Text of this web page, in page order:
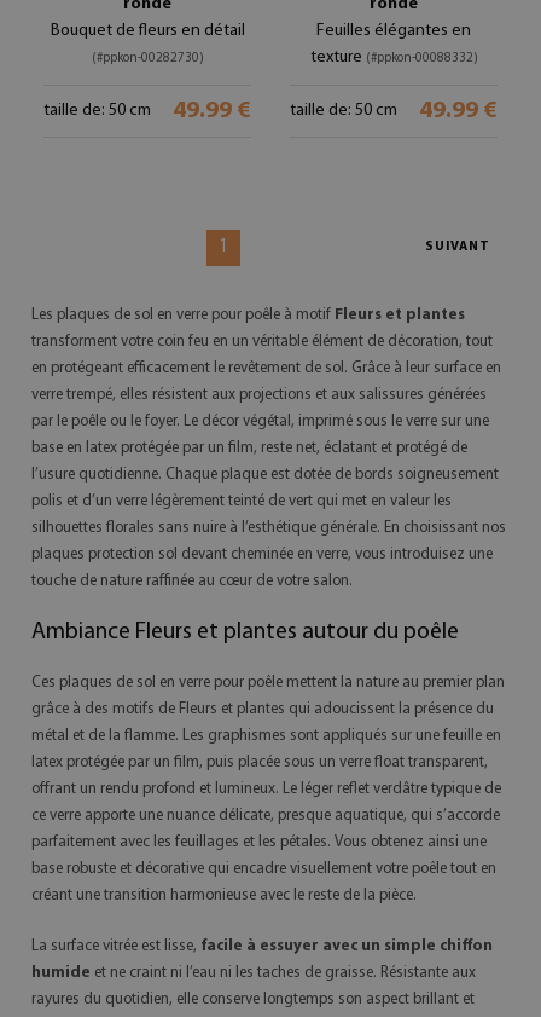
ronde
Bouquet de fleurs en détail
(#ppkon-00282730)
taille de: 50 cm 49.99 €
ronde
Feuilles élégantes en
texture (#ppkon-00088332)
taille de: 50 cm 49.99 €
1 SUIVANT
Les plaques de sol en verre pour poêle à motif Fleurs et plantes
transforment votre coin feu en un véritable élément de décoration, tout
en protégeant efficacement le revêtement de sol. Grâce à leur surface en
verre trempé, elles résistent aux projections et aux salissures générées
par le poêle ou le foyer. Le décor végétal, imprimé sous le verre sur une
base en latex protégée par un film, reste net, éclatant et protégé de
l’usure quotidienne. Chaque plaque est dotée de bords soigneusement
polis et d’un verre légèrement teinté de vert qui met en valeur les
silhouettes florales sans nuire à l’esthétique générale. En choisissant nos
plaques protection sol devant cheminée en verre, vous introduisez une
touche de nature raffinée au cœur de votre salon.
Ambiance Fleurs et plantes autour du poêle
Ces plaques de sol en verre pour poêle mettent la nature au premier plan
grâce à des motifs de Fleurs et plantes qui adoucissent la présence du
métal et de la flamme. Les graphismes sont appliqués sur une feuille en
latex protégée par un film, puis placée sous un verre float transparent,
offrant un rendu profond et lumineux. Le léger reflet verdâtre typique de
ce verre apporte une nuance délicate, presque aquatique, qui s’accorde
parfaitement avec les feuillages et les pétales. Vous obtenez ainsi une
base robuste et décorative qui encadre visuellement votre poêle tout en
créant une transition harmonieuse avec le reste de la pièce.
La surface vitrée est lisse, facile à essuyer avec un simple chiffon
humide et ne craint ni l’eau ni les taches de graisse. Résistante aux
rayures du quotidien, elle conserve longtemps son aspect brillant et